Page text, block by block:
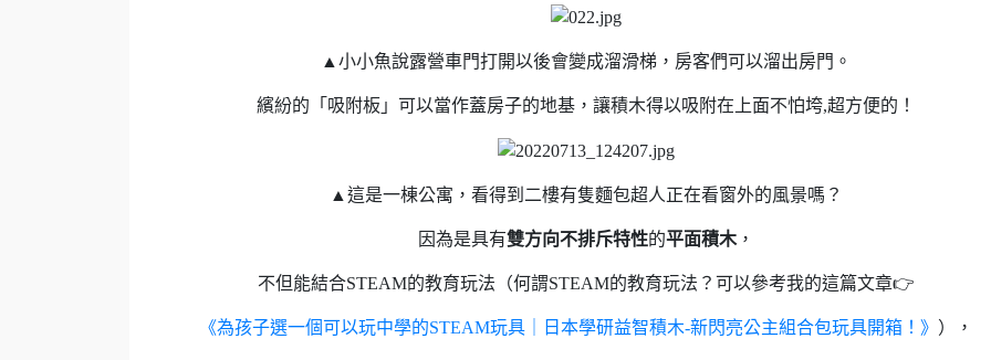
▲小小魚說露營車門打開以後會變成溜滑梯，房客們可以溜出房門。
繽紛的「吸附板」可以當作蓋房子的地基，讓積木得以吸附在上面不怕垮,超方便的！
▲這是一棟公寓，看得到二樓有隻麵包超人正在看窗外的風景嗎？
因為是具有雙方向不排斥特性的平面積木，
不但能結合STEAM的教育玩法（何謂STEAM的教育玩法？可以參考我的這篇文章👉
《為孩子選一個可以玩中學的STEAM玩具｜日本學研益智積木-新閃亮公主組合包玩具開箱！》 ），